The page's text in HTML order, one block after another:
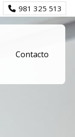
981 325 513
Contacto